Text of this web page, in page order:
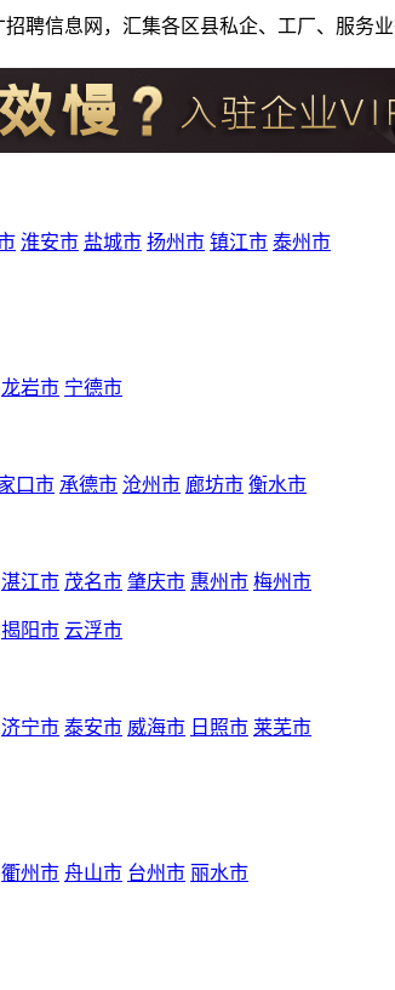
聘信息网，汇集各区县私企、工厂、服
淮安市 盐城市 扬州市 镇江市 泰州市
龙岩市 宁德市
口市 承德市 沧州市 廊坊市 衡水市
湛江市 茂名市 肇庆市 惠州市 梅州市
揭阳市 云浮市
济宁市 泰安市 威海市 日照市 莱芜市
衢州市 舟山市 台州市 丽水市